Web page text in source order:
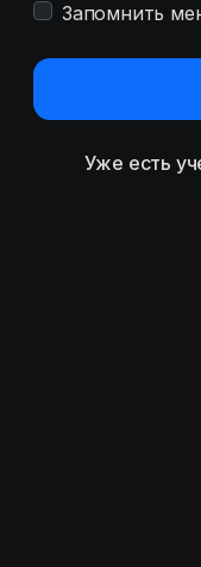
Запомнить
Уже есть